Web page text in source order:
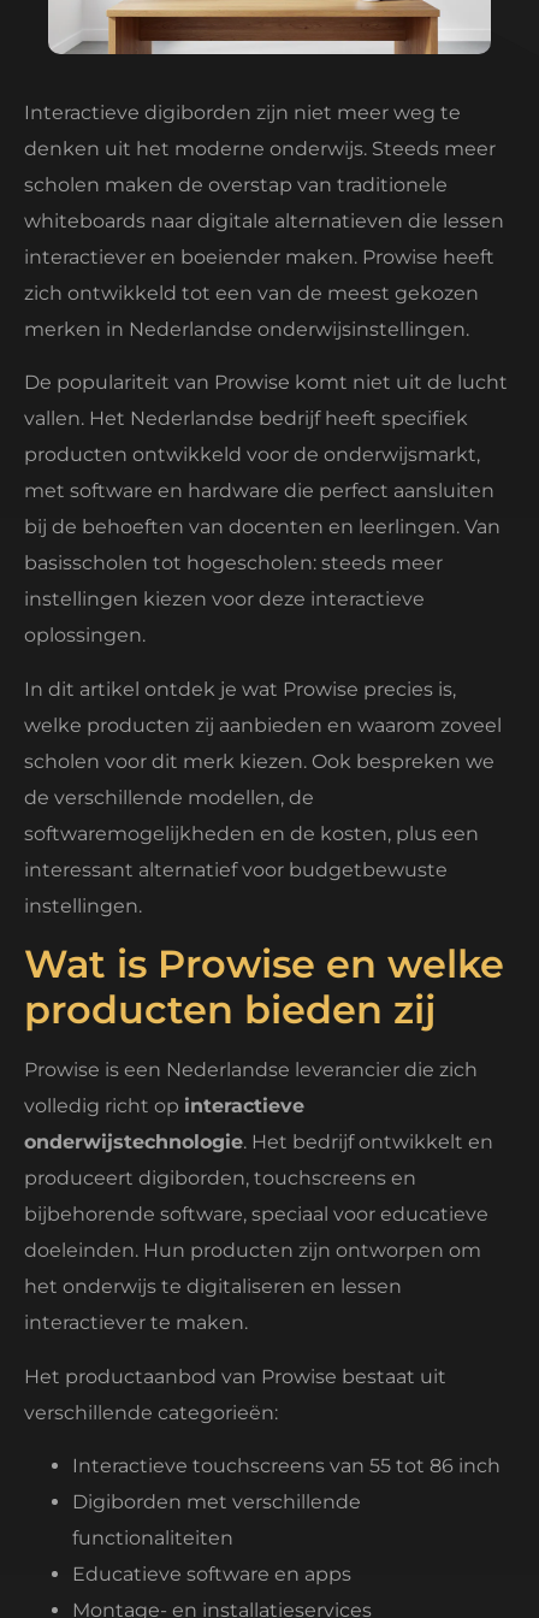
Interactieve digiborden zijn niet meer weg te
denken uit het moderne onderwijs. Steeds meer
scholen maken de overstap van traditionele
whiteboards naar digitale alternatieven die lessen
interactiever en boeiender maken. Prowise heeft
zich ontwikkeld tot een van de meest gekozen
merken in Nederlandse onderwijsinstellingen.
De populariteit van Prowise komt niet uit de lucht
vallen. Het Nederlandse bedrijf heeft specifiek
producten ontwikkeld voor de onderwijsmarkt,
met software en hardware die perfect aansluiten
bij de behoeften van docenten en leerlingen. Van
basisscholen tot hogescholen: steeds meer
instellingen kiezen voor deze interactieve
oplossingen.
In dit artikel ontdek je wat Prowise precies is,
welke producten zij aanbieden en waarom zoveel
scholen voor dit merk kiezen. Ook bespreken we
de verschillende modellen, de
softwaremogelijkheden en de kosten, plus een
interessant alternatief voor budgetbewuste
instellingen.
Wat is Prowise en welke
producten bieden zij
Prowise is een Nederlandse leverancier die zich
volledig richt op interactieve
onderwijstechnologie. Het bedrijf ontwikkelt en
produceert digiborden, touchscreens en
bijbehorende software, speciaal voor educatieve
doeleinden. Hun producten zijn ontworpen om
het onderwijs te digitaliseren en lessen
interactiever te maken.
Het productaanbod van Prowise bestaat uit
verschillende categorieën:
Interactieve touchscreens van 55 tot 86 inch
Digiborden met verschillende
functionaliteiten
Educatieve software en apps
Montage- en installatieservices